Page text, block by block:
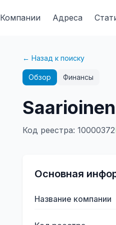
Компании Адреса
← Назад к поиску
Обзор Финансы
Код реестра: 10000372
Основная
Название компании